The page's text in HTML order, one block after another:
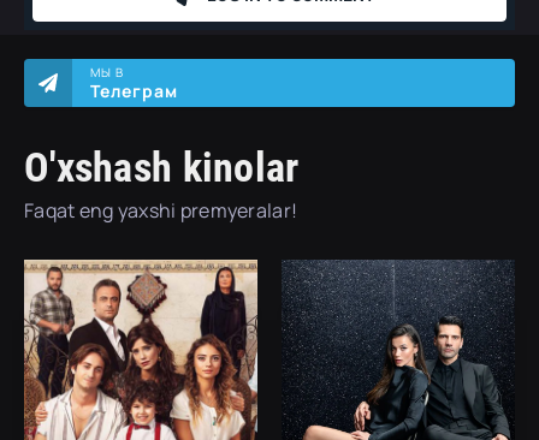
O'xshash kinolar
Faqat eng yaxshi premyeralar!
МЫ В
Телеграм